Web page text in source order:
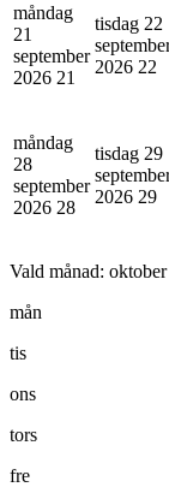
måndag
21
september
2026 21
tisdag 22
2026 22
måndag
28
september
2026 28
tisdag 29
2026 29
Vald månad:
mån
tis
ons
tors
fre